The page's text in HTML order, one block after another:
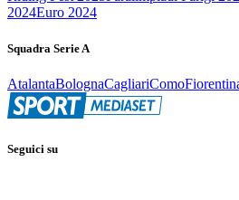
2024Euro 2024
Squadra Serie A
AtalantaBolognaCagliariComo
Seguici su